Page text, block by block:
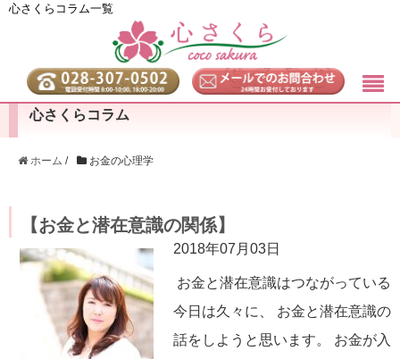
心さくらコラム一覧
心さくらコラム
ホーム / お金の心理学
【お金と潜在意識の関係】
2018年07月03日
お金と潜在意識はつながっている
今日は久々に、 お金と潜在意識の
話をしようと思います。 お金が入